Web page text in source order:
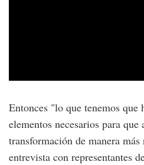
Entonces "lo que tenemos que
elementos necesarios para que
transformación de manera
entrevista con representantes